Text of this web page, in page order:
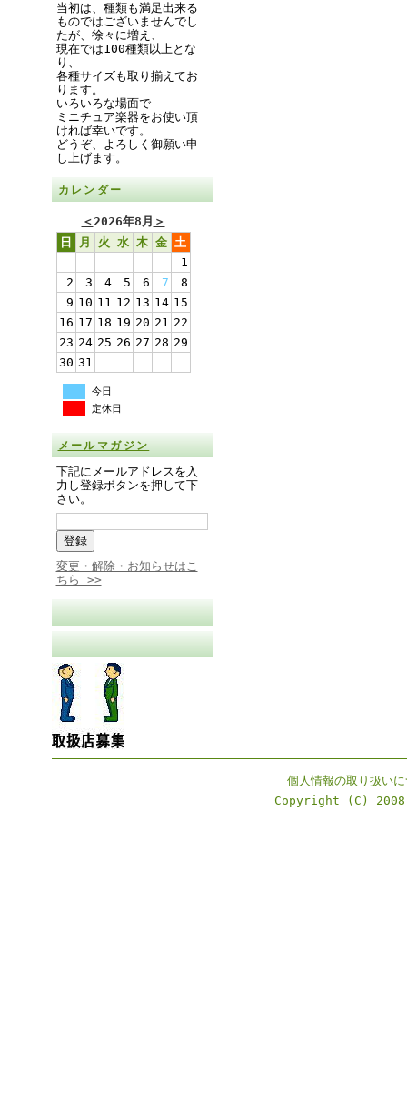
当初は、種類も満足出来る
ものではございませんでし
たが、徐々に増え、
現在では100種類以上とな
り、
各種サイズも取り揃えてお
ります。
いろいろな場面で
ミニチュア楽器をお使い頂
ければ幸いです。
どうぞ、よろしく御願い申
し上げます。
カレンダー
＜2026年8月 ＞
日
月 火 水 木 金 土
1
2
3 4 5 6 7
8
9 10 11 12 13 14 15
16 17 18 19 20 21 22
23 24 25 26 27 28 29
30 31
今日
定休日
メールマガジン
下記にメールアドレスを入
力し登録ボタンを押して下
さい。
変更・解除・お知らせはこ
ちら >>
個人情報の取り扱い
Copyright (C)